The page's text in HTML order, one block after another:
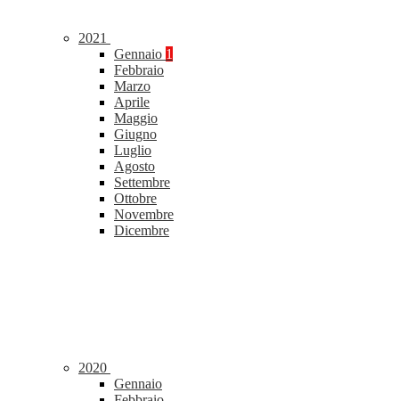
2021
Gennaio 1
Febbraio
Marzo
Aprile
Maggio
Giugno
Luglio
Agosto
Settembre
Ottobre
Novembre
Dicembre
2020
Gennaio